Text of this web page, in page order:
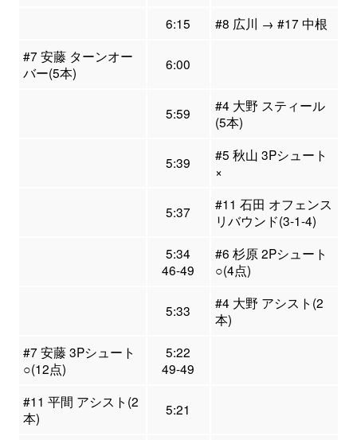
6:15
#8 広川 → #17 中根
#7 安藤 ターンオー
バー(5本)
6:00
5:59
#4 大野 スティール
(5本)
5:39
#5 秋山 3Pシュート
×
5:37
#11 石田 オフェンス
リバウンド(3-1-4)
5:34
46-49
#6 杉原 2Pシュート
○(4点)
5:33
#4 大野 アシスト(2
本)
#7 安藤 3Pシュート
○(12点)
5:22
49-49
#11 平間 アシスト(2
本)
5:21